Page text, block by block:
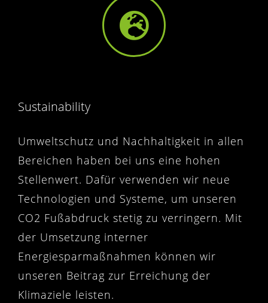
Sustainability
Umweltschutz und Nachhaltigkeit in allen
Bereichen haben bei uns eine hohen
Stellenwert. Dafür verwenden wir neue
Technologien und Systeme, um unseren
CO2 Fußabdruck stetig zu verringern. Mit
der Umsetzung interner
Energiesparmaßnahmen können wir
unseren Beitrag zur Erreichung der
Klimaziele leisten.